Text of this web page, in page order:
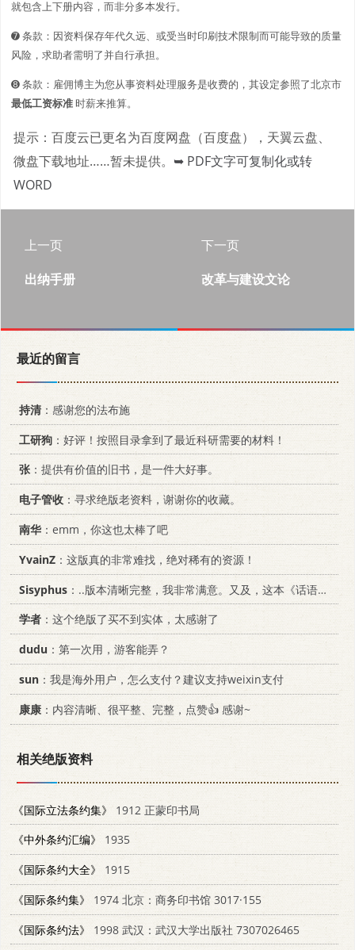
就包含上下册内容，而非分多本发行。
➐ 条款：因资料保存年代久远、或受当时印刷技术限制而可能导致的质量
风险，求助者需明了并自行承担。
➑ 条款：雇佣博主为您从事资料处理服务是收费的，其设定参照了北京市
最低工资标准时薪来推算。
提示：百度云已更名为百度网盘（百度盘），天翼云盘、
微盘下载地址……暂未提供。 ➥ PDF文字可复制化或转
WORD
上一页
出纳手册
下一页
改革与建设文论
最近的留言
持清 ：感谢您的法布施
工研狗 ：好评！按照目录拿到了最近科研需要的材料！
张：提供有价值的旧书，是一件大好事。
电子管收 ：寻求绝版老资料，谢谢你的收藏。
南华：emm，你这也太棒了吧
YvainZ ：这版真的非常难找，绝对稀有的资源！
Sisyphus ：..版本清晰完整，我非常满意。又及，这本《话语的真相》...
学者 ：这个绝版了买不到实体，太感谢了
dudu ：第一次用，游客能弄？
sun ：我是海外用户，怎么支付？建议支持weixin支付
康康 ：内容清晰、很平整、完整，点赞👍 感谢~
相关绝版资料
《国际立法条约集》
1912 正蒙印书局
《中外条约汇编》
1935
《国际条约大全》
1915
《国际条约集》
1974 北京：商务印书馆 3017·155
《国际条约法》
1998 武汉：武汉大学出版社 7307026465